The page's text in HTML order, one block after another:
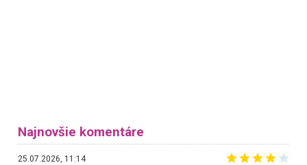
Najnovšie komentáre
25.07.2026, 11:14